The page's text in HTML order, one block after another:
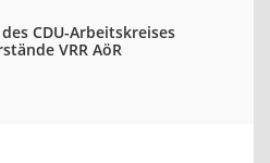
CDU-Arbeitskreises
VRR AöR